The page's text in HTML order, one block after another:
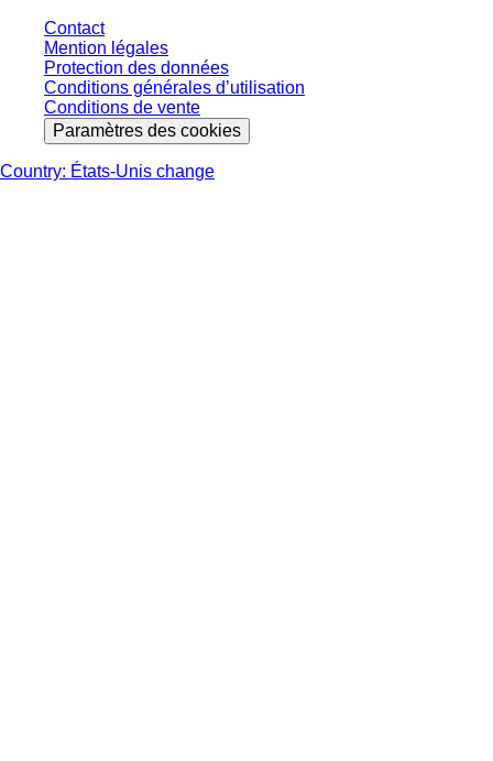
Contact
Mention légales
Protection des données
Conditions générales d’utilisation
Conditions de vente
Paramètres des cookies
Country: États-Unis change